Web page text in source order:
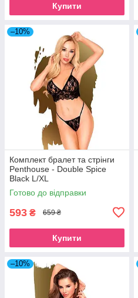
Купити
–10%
Комплект бралет та стрінги
Penthouse - Double Spice
Black L/XL
Готово до відправки
593 ₴ 659 ₴
Купити
–10%